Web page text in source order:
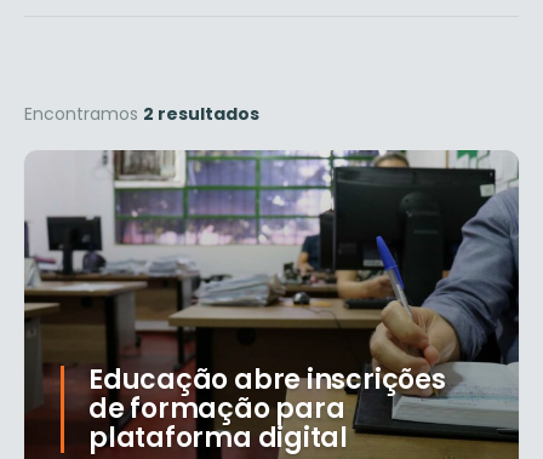
Encontramos 2 resultados
Educação abre inscrições
de formação para
plataforma digital